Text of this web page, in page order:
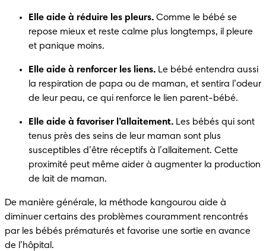
Elle aide à réduire les pleurs. Comme le bébé se
repose mieux et reste calme plus longtemps, il pleure
et panique moins.
Elle aide à renforcer les liens. Le bébé entendra aussi
la respiration de papa ou de maman, et sentira l’odeur
de leur peau, ce qui renforce le lien parent-bébé.
Elle aide à favoriser l’allaitement. Les bébés qui sont
tenus près des seins de leur maman sont plus
susceptibles d’être réceptifs à l’allaitement. Cette
proximité peut même aider à augmenter la production
de lait de maman.
De manière générale, la méthode kangourou aide à
diminuer certains des problèmes couramment rencontrés
par les bébés prématurés et favorise une sortie en avance
de l’hôpital.